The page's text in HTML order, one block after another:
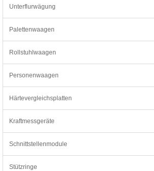
Unterflurwägung
Palettenwaagen
Rollstuhlwaagen
Personenwaagen
Härtevergleichsplatten
Kraftmessgeräte
Schnittstellenmodule
Stützringe